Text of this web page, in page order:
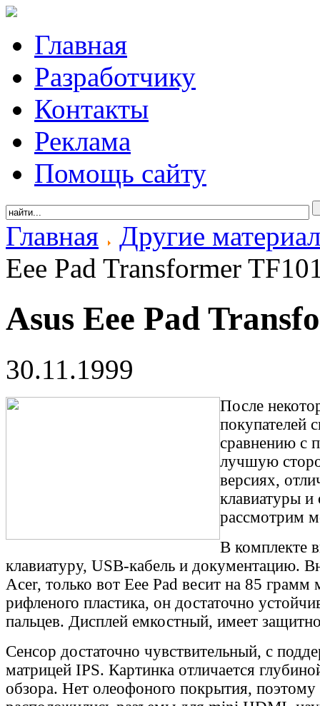
Главная
Разработчику
Контакты
Реклама
Помощь сайту
Главная
Другие
Eee Pad Transformer
Asus Eee Pad
30.11.1999
После
покупателей
сравнению с
лучшую
версиях,
клавиатуры
рассмотрим
В комплекте
клавиатуру, USB-кабель и документацию.
Acer, только вот Eee Pad весит на 85
рифленого пластика, он достаточно
пальцев. Дисплей емкостный, имеет
Сенсор достаточно чувствительный, с
матрицей IPS. Картинка отличается
обзора. Нет олеофоного покрытия, поэтому